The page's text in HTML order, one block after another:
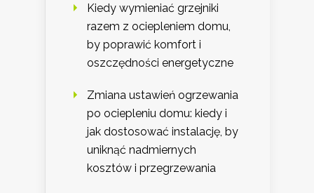
Kiedy wymieniać grzejniki
razem z ociepleniem domu,
by poprawić komfort i
oszczędności energetyczne
Zmiana ustawień ogrzewania
po ociepleniu domu: kiedy i
jak dostosować instalację, by
uniknąć nadmiernych
kosztów i przegrzewania